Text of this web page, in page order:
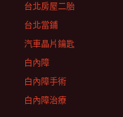
台北房屋二胎
台北當鋪
汽車晶片鑰匙
白內障
白內障手術
白內障治療